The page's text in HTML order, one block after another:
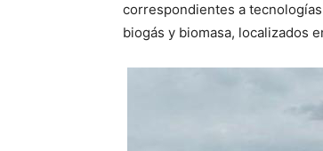
correspondientes a
biogás y biomasa, localizados